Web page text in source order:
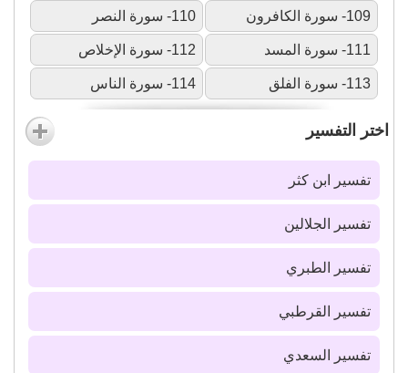
109- سورة الكافرون 110- سورة النصر
111- سورة المسد 112- سورة الإخلاص
113- سورة الفلق 114- سورة الناس
اختر التفسير
تفسير ابن كثر
تفسير الجلالين
تفسير الطبري
تفسير القرطبي
تفسير السعدي